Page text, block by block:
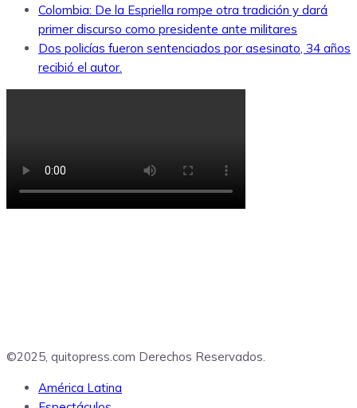
Colombia: De la Espriella rompe otra tradición y dará
primer discurso como presidente ante militares
Dos policías fueron sentenciados por asesinato, 34 años
recibió el autor.
©2025, quitopress.com Derechos Reservados.
América Latina